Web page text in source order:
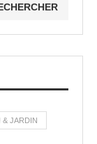
& JARDIN